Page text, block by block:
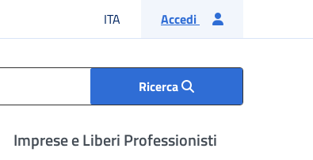
ITA Lingua italiana
Accedi
Ricerca
Imprese e Liberi Professionisti